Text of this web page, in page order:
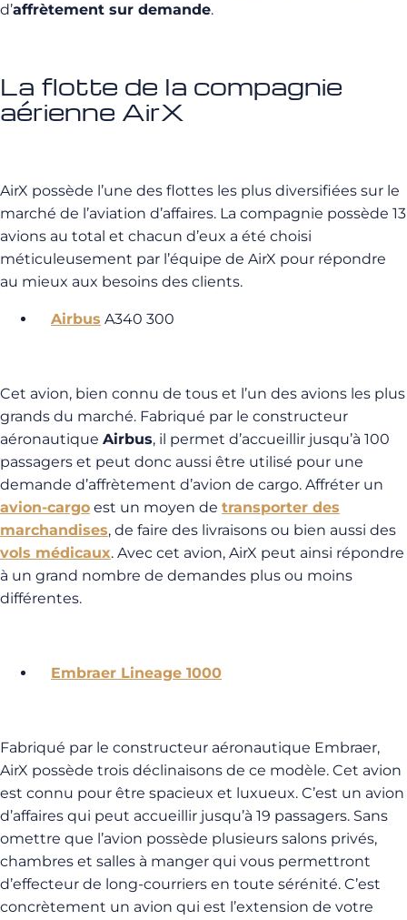
d’affrètement sur demande.
La flotte de la compagnie
aérienne AirX
AirX possède l’une des flottes les plus diversifiées sur le
marché de l’aviation d’affaires. La compagnie possède 13
avions au total et chacun d’eux a été choisi
méticuleusement par l’équipe de AirX pour répondre
au mieux aux besoins des clients.
Airbus A340 300
Cet avion, bien connu de tous et l’un des avions les plus
grands du marché. Fabriqué par le constructeur
aéronautique Airbus, il permet d’accueillir jusqu’à 100
passagers et peut donc aussi être utilisé pour une
demande d’affrètement d’avion de cargo. Affréter un
avion-cargo est un moyen de transporter des
marchandises, de faire des livraisons ou bien aussi des
vols médicaux. Avec cet avion, AirX peut ainsi répondre
à un grand nombre de demandes plus ou moins
différentes.
Embraer Lineage 1000
Fabriqué par le constructeur aéronautique Embraer,
AirX possède trois déclinaisons de ce modèle. Cet avion
est connu pour être spacieux et luxueux. C’est un avion
d’affaires qui peut accueillir jusqu’à 19 passagers. Sans
omettre que l’avion possède plusieurs salons privés,
chambres et salles à manger qui vous permettront
d’effecteur de long-courriers en toute sérénité. C’est
concrètement un avion qui est l’extension de votre